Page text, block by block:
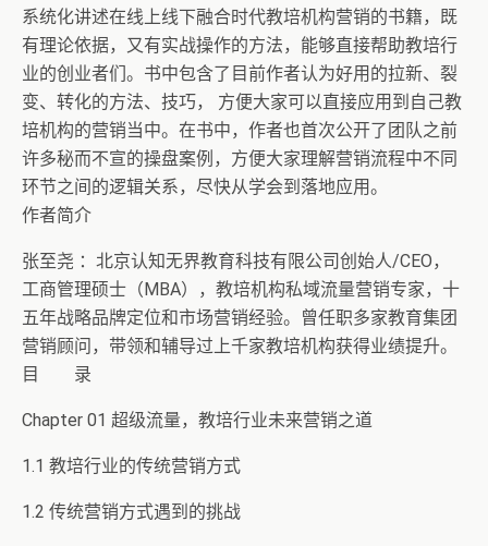
系统化讲述在线上线下融合时代教培机构营销的书籍，既
有理论依据，又有实战操作的方法，能够直接帮助教培行
业的创业者们。书中包含了目前作者认为好用的拉新、裂
变、转化的方法、技巧， 方便大家可以直接应用到自己教
培机构的营销当中。在书中，作者也首次公开了团队之前
许多秘而不宣的操盘案例，方便大家理解营销流程中不同
环节之间的逻辑关系，尽快从学会到落地应用。
作者简介
张至尧 ：北京认知无界教育科技有限公司创始人/CEO，
工商管理硕士（MBA），教培机构私域流量营销专家，十
五年战略品牌定位和市场营销经验。曾任职多家教育集团
营销顾问，带领和辅导过上千家教培机构获得业绩提升。
目 录
Chapter 01 超级流量，教培行业未来营销之道
1.1 教培行业的传统营销方式
1.2 传统营销方式遇到的挑战